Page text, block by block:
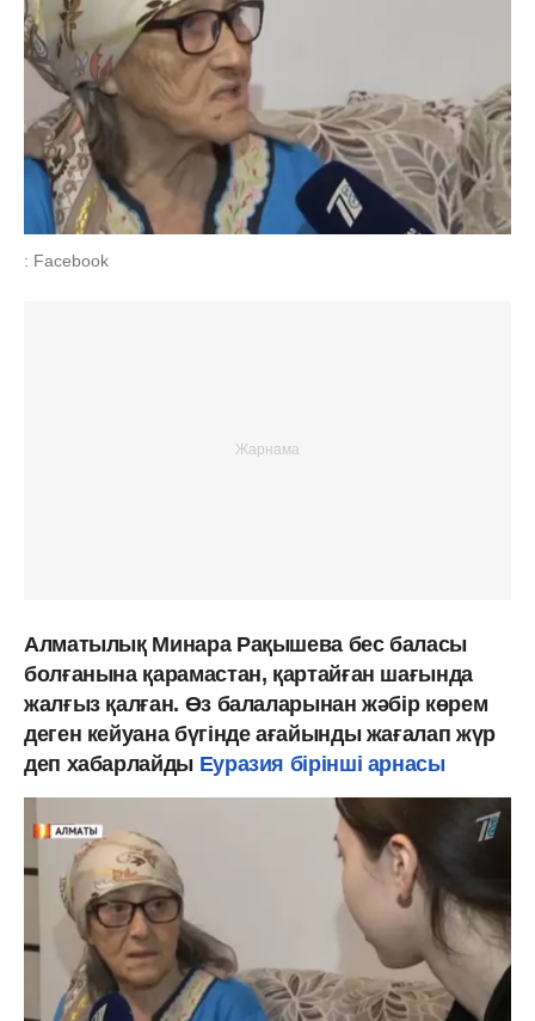
: Facebook
Алматылық Минара Рақышева бес баласы
болғанына қарамастан, қартайған шағында
жалғыз қалған. Өз балаларынан жәбір көрем
деген кейуана бүгінде ағайынды жағалап жүр
деп хабарлайды Еуразия бірінші арнасы